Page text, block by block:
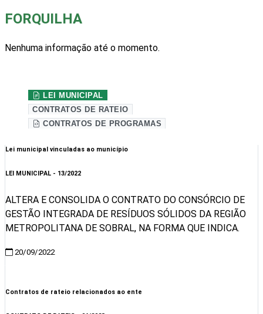
FORQUILHA
Nenhuma informação até o momento.
LEI MUNICIPAL
CONTRATOS DE RATEIO
CONTRATOS DE PROGRAMAS
Lei municipal vinculadas ao município
LEI MUNICIPAL - 13/2022
ALTERA E CONSOLIDA O CONTRATO DO CONSÓRCIO DE
GESTÃO INTEGRADA DE RESÍDUOS SÓLIDOS DA REGIÃO
METROPOLITANA DE SOBRAL, NA FORMA QUE INDICA.
20/09/2022
Contratos de rateio relacionados ao ente